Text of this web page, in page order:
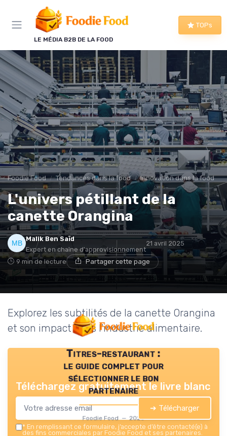
LE MÉDIA B2B DE LA FOOD
TOPs
Foodie Food Tendances dans la food Innovation dans la food
L'univers pétillant de la
canette Orangina
Malik Ben Saïd
Expert en chaîne d'approvisionnement
21 avril 2025
9 min de lecture Partager cette page
Explorez les subtilités de la canette Orangina
et son impact dans l'industrie alimentaire.
Titres-restaurant :
le guide complet pour
sélectionner le bon
partenaire
Foodie Food — 2026
Téléchargez gratuitement le livre blanc
➔ Télécharger
* En remplissant ce formulaire, j’accepte d’être contacté(e) à
des fins commerciales par Foodie Food et ses partenaires.
Panneau de gestion des cookies